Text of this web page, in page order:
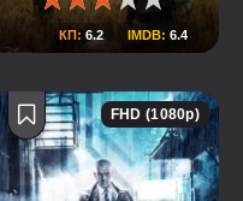
КП: 6.2 IMDB: 6.4
FHD (1080p)